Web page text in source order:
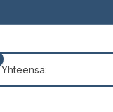
Yhteensä: